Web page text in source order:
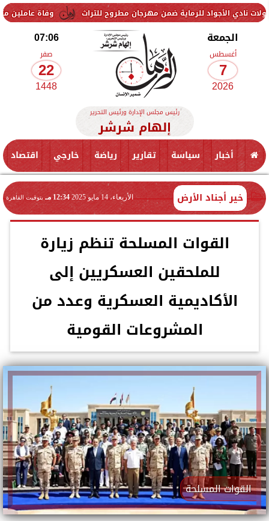
وفاة عاملين متأثرين للرماية ضمن مهرجان مطروح للتراث
الجمعة
أغسطس
7
2026
07:06
صفر
22
1448
رئيس مجلس الإدارة ورئيس التحرير
إلهام شرشر
أخبار سياسة تقارير رياضة خارجي اقتصاد
خير أجناد الأرض الأربعاء، 14 مايو 2025 12:34 مـ بتوقيت القاهرة
القوات المسلحة تنظم زيارة
للملحقين العسكريين إلى
الأكاديمية العسكرية وعدد من
المشروعات القومية
القوات المسلحة